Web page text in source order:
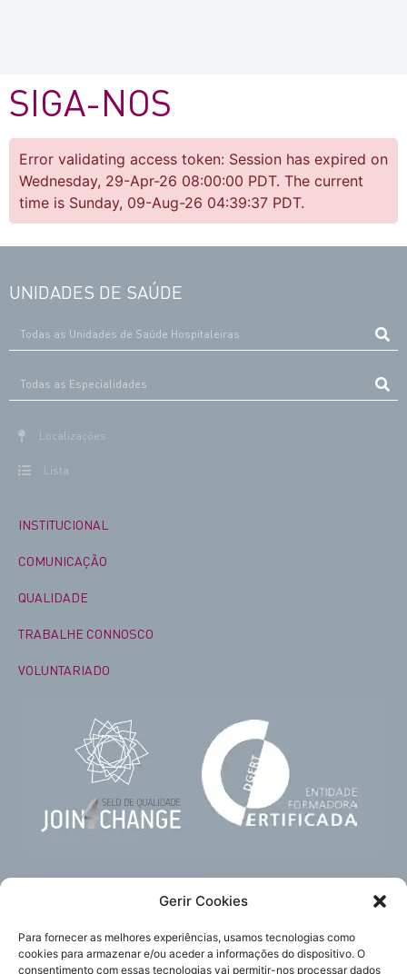
Gerir Cookies
Para fornecer as melhores experiências, usamos tecnologias como
cookies para armazenar e/ou aceder a informações do dispositivo. O
consentimento com essas tecnologias vai permitir-nos processar dados
SIGA-NOS
Error validating access token: Session has expired on
Wednesday, 29-Apr-26 08:00:00 PDT. The current
time is Sunday, 09-Aug-26 04:39:37 PDT.
UNIDADES DE SAÚDE
Localizações
Lista
INSTITUCIONAL
COMUNICAÇÃO
QUALIDADE
TRABALHE CONNOSCO
VOLUNTARIADO